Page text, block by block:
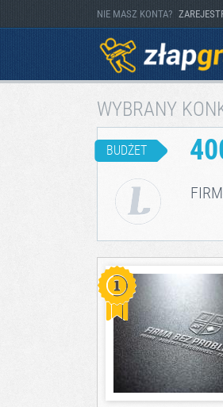
NIE MASZ KONTA?
WYBRANY
BUDŻET